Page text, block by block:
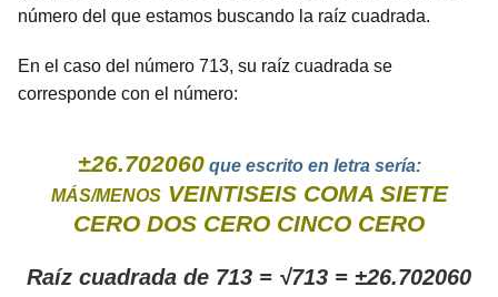
número del que estamos buscando la raíz cuadrada.
En el caso del número 713, su raíz cuadrada se
corresponde con el número:
±26.702060que escrito en letra sería:
MÁS/MENOS VEINTISEIS COMA SIETE
CERO DOS CERO CINCO CERO
Raíz cuadrada de 713 = √713 = ±26.702060